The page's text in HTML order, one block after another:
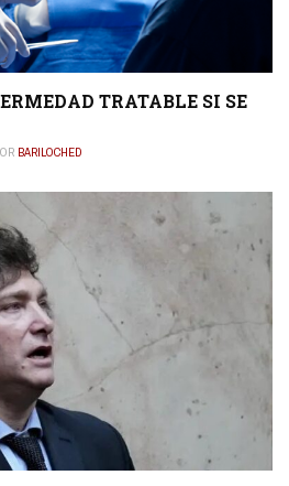
TRATABLE SI SE
BARILOCHED